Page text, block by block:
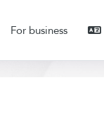
For business